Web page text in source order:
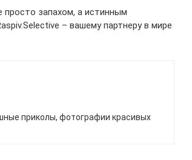
запахом, а истинным
– вашему партнеру в мире
приколы, фотографии красивых